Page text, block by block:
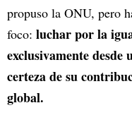
propuso la ONU, pero
foco: luchar por la
exclusivamente desde
certeza de su
global.